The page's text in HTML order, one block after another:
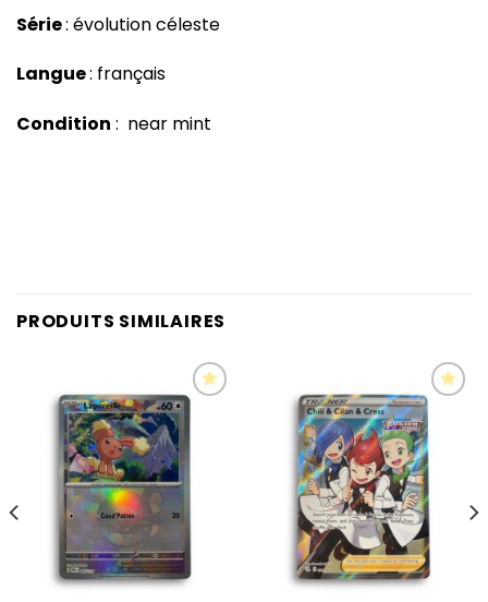
Série: évolution céleste
Langue: français
Condition : near mint
PRODUITS SIMILAIRES